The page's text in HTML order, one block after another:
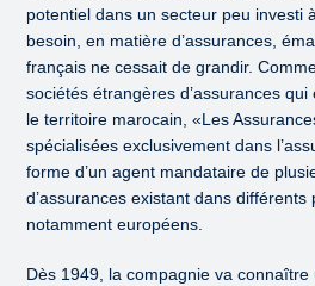
potentiel dans un secteur peu investi
besoin, en matière d’assurances,
français ne cessait de grandir.
sociétés étrangères d’assurances qui
le territoire marocain, «Les
spécialisées exclusivement dans
forme d’un agent mandataire de
d’assurances existant dans différents
notamment européens.
Dès 1949, la compagnie va connaître